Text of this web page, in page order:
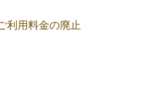
利用料金の廃止